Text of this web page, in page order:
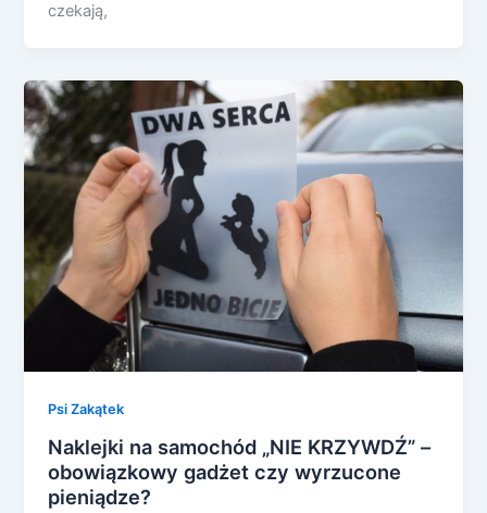
czekają,
Psi Zakątek
Naklejki na samochód „NIE KRZYWDŹ” –
obowiązkowy gadżet czy wyrzucone
pieniądze?